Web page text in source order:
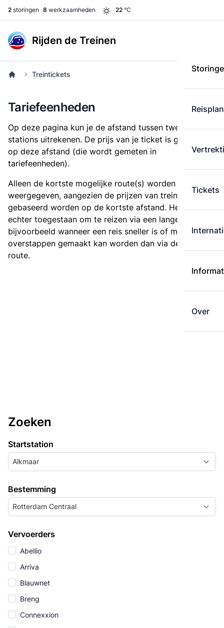
2 storingen 8 werkzaamheden 22 °C
Rijden de Treinen
Tickets
Over
Treintickets
Tariefeenheden
Op deze pagina kun je de afstand tussen twee
stations uitrekenen. De prijs van je ticket is gebaseerd
op deze afstand (die wordt gemeten in
tariefeenheden).
Alleen de kortste mogelijke route(s) worden
weergegeven, aangezien de prijzen van treintickets
gebaseerd worden op de kortste afstand. Het is
echter toegestaan om te reizen via een langere route,
bijvoorbeeld wanneer een reis sneller is of met minder
overstappen gemaakt kan worden dan via de kortste
route.
Zoeken
Startstation
Alkmaar
Bestemming
Rotterdam Centraal
Vervoerders
Abellio
Arriva
Blauwnet
Breng
Connexxion